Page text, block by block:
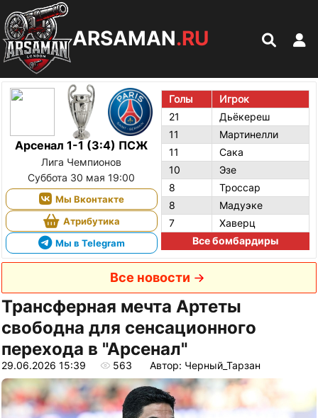
ARSAMAN.RU
Арсенал 1-1 (3:4) ПСЖ
Лига Чемпионов
Суббота 30 мая 19:00
Мы Вконтакте
Атрибутика
Мы в Telegram
Голы
Игрок
21
Дьёкереш
11
Мартинелли
11
Сака
10
Эзе
8
Троссар
8
Мадуэке
7
Хаверц
Все бомбардиры
Все новости
Трансферная мечта Артеты
свободна для сенсационного
перехода в "Арсенал"
29.06.2026 15:39 563 Автор: Черный_Тарзан